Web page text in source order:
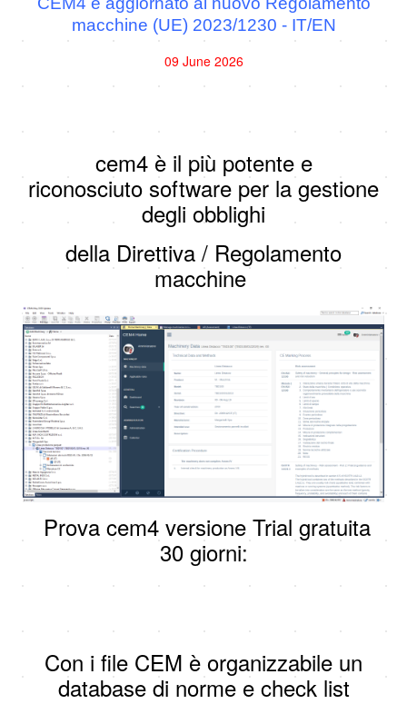
macchine (UE) 2023/1230 - IT/EN
09 June 2026
cem4 è il più potente e
riconosciuto software per la gestione
degli obblighi
della Direttiva / Regolamento
macchine
Prova cem4 versione Trial gratuita
30 giorni:
Con i file CEM è organizzabile un
database di norme e check list